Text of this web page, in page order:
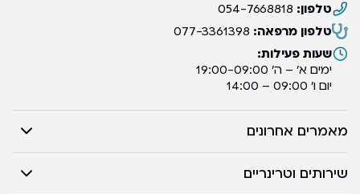
טלפון: 054-7668818
טלפון מרפאה: 077-3361398
שעות פעילות:
ימים א’ – ה’ 19:00-09:00
יום ו’ 09:00 – 14:00
מאמרים אחרונים
שירותים וטרינריים